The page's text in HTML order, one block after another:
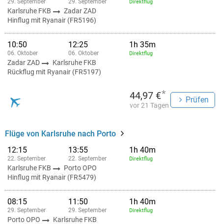
29. September 29. September Direktflug
Karlsruhe FKB
Zadar ZAD
Hinflug mit Ryanair (FR5196)
10:50
06. Oktober
12:25
06. Oktober
1h 35m
Direktflug
Zadar ZAD
Karlsruhe FKB
Rückflug mit Ryanair (FR5197)
44,97 €*
vor 21 Tagen
Prüfen
Flüge von Karlsruhe nach Porto
12:15
22. September
13:55
22. September
1h 40m
Direktflug
Karlsruhe FKB
Porto OPO
Hinflug mit Ryanair (FR5479)
08:15
29. September
11:50
29. September
1h 40m
Direktflug
Porto OPO
Karlsruhe FKB